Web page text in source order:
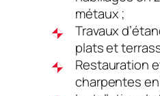
métaux ;
Travaux
plats et
Restauration
charpentes